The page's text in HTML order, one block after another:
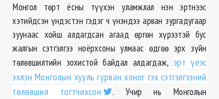
Монгол төрт ёсны түүхэн уламжлал нэн эртнээс
хэтийдсэн үндэстэн гэдэг ч үнэндээ арван зургадугаар
зуунаас хойш алдагдсан агаад өргөн хүрээтэй бус
жалгын сэтгэлгээ ноёрхсоны улмаас өдгөө эрх зүйн
төлөвшилтийн зохистой байдал алдагдаж, эрт үеэс
эхлэн Монголын хууль гурван хоног гэх сэтгэлгээний
төлөвшил тогтчихсон
. Учир нь Монголын